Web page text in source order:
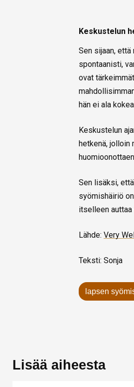
Keskustelun
Sen sijaan,
spontaanisti,
ovat
hän ei ala
Keskustelun
hetkenä,
Sen lisäksi,
syömishäiriö
itselleen auttaa
Lähde: Very
Teksti: Sonja
lapsen
Lisää aiheesta